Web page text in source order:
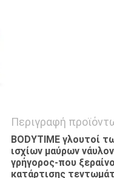
Περιγραφή
BODYTIME γλουτοί
ισχίων μαύρων
γρήγορος-που
κατάρτισης